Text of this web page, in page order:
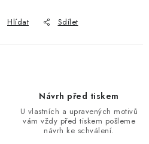
Hlídat Sdílet
Návrh před tiskem
U vlastních a upravených motivů
vám vždy před tiskem pošleme
návrh ke schválení.